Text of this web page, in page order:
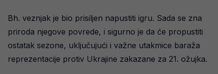
Bh. veznjak je bio prisiljen napustiti igru. Sada se zna
priroda njegove povrede, i sigurno je da će propustiti
ostatak sezone, uključujući i važne utakmice baraža
reprezentacije protiv Ukrajine zakazane za 21. ožujka.